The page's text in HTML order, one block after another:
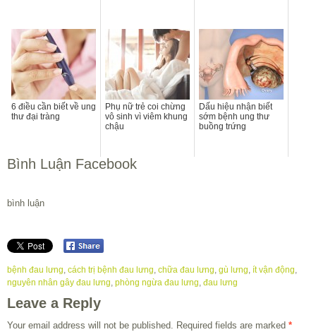
6 điều cần biết về ung
thư đại tràng
Phụ nữ trẻ coi chừng
vô sinh vì viêm khung
chậu
Dấu hiệu nhận biết
sớm bệnh ung thư
buồng trứng
Bình Luận Facebook
bình luận
bệnh đau lưng, cách trị bệnh đau lưng, chữa đau lưng, gù lưng, ít vận động,
nguyên nhân gây đau lưng, phòng ngừa đau lưng, đau lưng
Leave a Reply
Your email address will not be published. Required fields are marked *